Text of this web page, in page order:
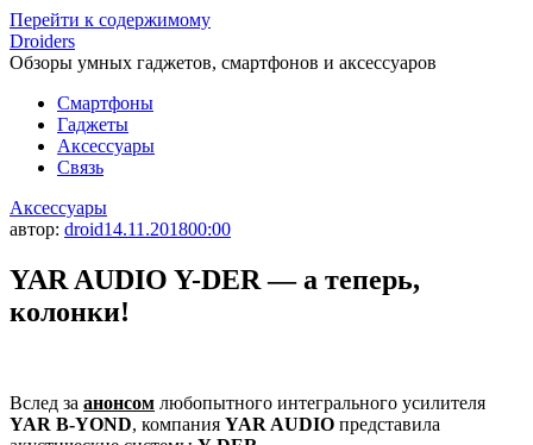
Перейти к содержимому
Droiders
Обзоры умных гаджетов, смартфонов и аксессуаров
Смартфоны
Гаджеты
Аксессуары
Связь
Аксессуары
автор: droid14.11.201800:00
YAR AUDIO Y-DER — а теперь,
колонки!
Вслед за анонсом любопытного интегрального усилителя
YAR B-YOND, компания YAR AUDIO представила